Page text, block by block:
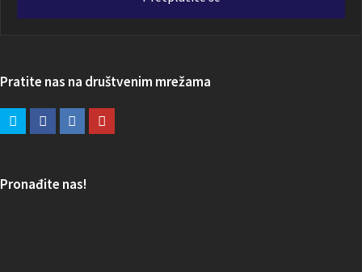
Pratite nas na društvenim mrežama
Pronađite nas!